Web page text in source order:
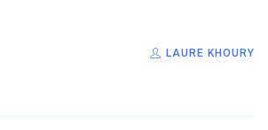
LAURE KHOURY